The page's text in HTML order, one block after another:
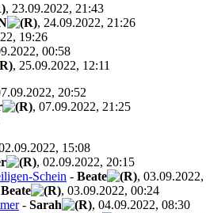
, 23.09.2022, 21:43
, 24.09.2022, 21:26
19:26
00:58
, 25.09.2022, 12:11
20:52
, 07.09.2022, 21:25
15:08
, 02.09.2022, 20:15
Schein - Beate
,
Beate
, 03.09.2022, 00:24
- Sarah
, 04.09.2022, 08:30